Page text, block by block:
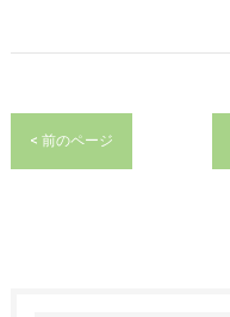
< 前のページ